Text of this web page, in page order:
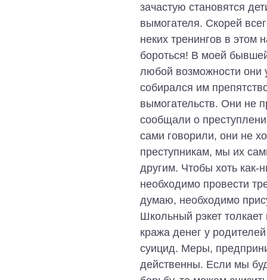
зачастую становятся
вымогателя. Скорей
неких тренингов в
бороться! В моей
любой возможности они
собирался им
вымогательств. Они не
сообщали о
сами говорили, они не
преступникам, мы их
другим. Чтобы хоть как-
необходимо провести
думаю, необходимо
Школьный рэкет толкает
кража денег у
суицид. Меры,
действенны. Если мы